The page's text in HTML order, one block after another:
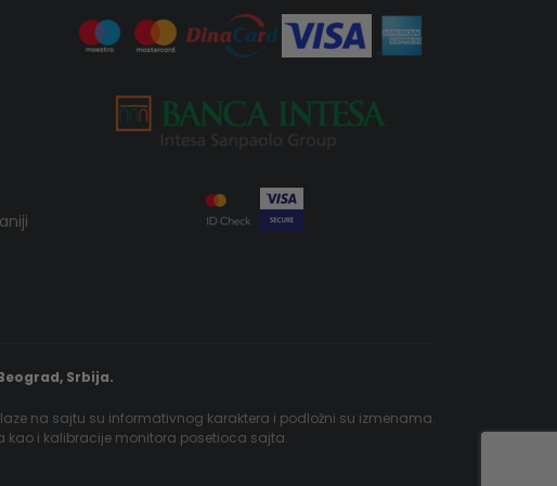
Srbija.
na sajtu su informativnog karaktera i podložni su izmenama.
kao i kalibracije monitora posetioca sajta.